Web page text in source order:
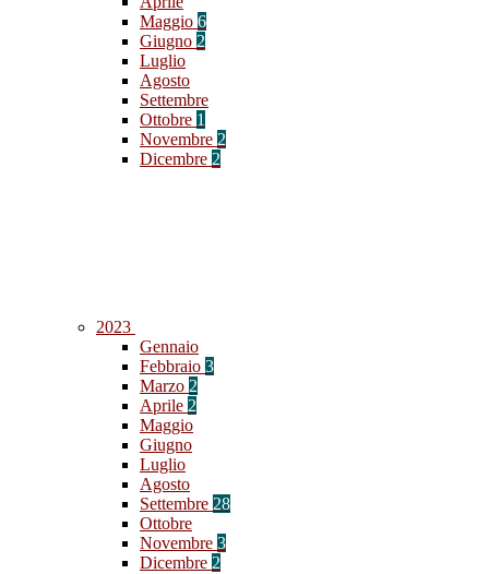
Maggio 6
Giugno 2
Luglio
Agosto
Settembre
Ottobre 1
Novembre 2
Dicembre 2
2023
Gennaio
Febbraio 3
Marzo 2
Aprile 2
Maggio
Giugno
Luglio
Agosto
Settembre 28
Ottobre
Novembre 3
Dicembre 2